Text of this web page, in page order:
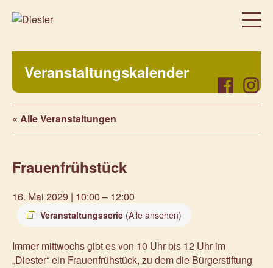
Über uns
Regelmäßige Angebote
Was bei uns sonst noch so los ist…
Veranstaltungen
Prenzlauer Frauenwochen 2025
Unsere Partner
Aktuelles
Facebook
Veranstaltungskalender
« Alle Veranstaltungen
Frauenfrühstück
16. Mai 2029 | 10:00 – 12:00
Veranstaltungsserie (Alle ansehen)
Immer mittwochs gibt es von 10 Uhr bis 12 Uhr im
„Diester“ ein Frauenfrühstück, zu dem die Bürgerstiftung